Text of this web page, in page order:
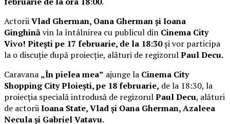
ActoriiVlad Gherman, Oana Gherman și Ioana
Ginghinăvin la întâlnirea cu publicul din Cinema City
Vivo! Pitești pe 17 februarie, de la 18:30și vor participa
la o discuție după proiecție, alături de regizorulPaul Decu.
Caravana „În pielea mea” ajunge la Cinema City
Shopping City Ploiești, pe 18 februarie, de la 18:30, la
proiecția specială introdusă de regizorulPaul Decu, alături
de actoriiIoana State, Vlad și Oana Gherman, Azaleea
Necula și Gabriel Vatavu.